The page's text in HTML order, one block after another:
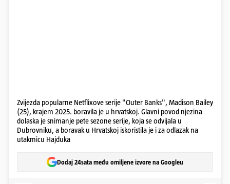
Zvijezda popularne Netflixove serije "Outer Banks", Madison Bailey
(25), krajem 2025. boravila je u hrvatskoj. Glavni povod njezina
dolaska je snimanje pete sezone serije, koja se odvijala u
Dubrovniku, a boravak u Hrvatskoj iskoristila je i za odlazak na
utakmicu Hajduka
Dodaj 24sata među omiljene izvore na Googleu